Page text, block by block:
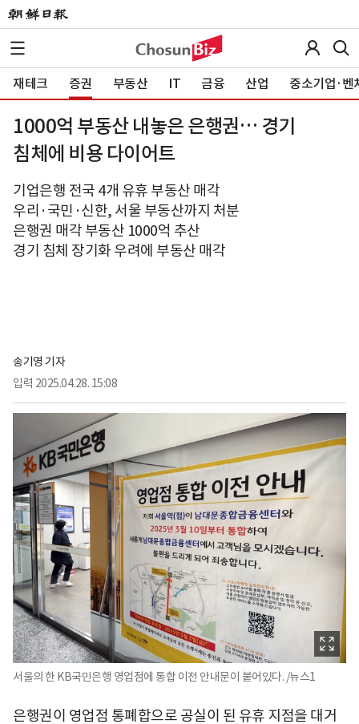
재테크 증권 부동산 IT 금융 산업 중소기업·벤
1000억 부동산 내놓은 은행권… 경기
침체에 비용 다이어트
기업은행 전국 4개 유휴 부동산 매각
우리·국민·신한, 서울 부동산까지 처분
은행권 매각 부동산 1000억 추산
경기 침체 장기화 우려에 부동산 매각
송기영 기자
입력 2025.04.28. 15:08
서울의 한 KB국민은행 영업점에 통합 이전 안내문이 붙어있다. /뉴스1
은행권이 영업점 통폐합으로 공실이 된 유휴 지점을 대거